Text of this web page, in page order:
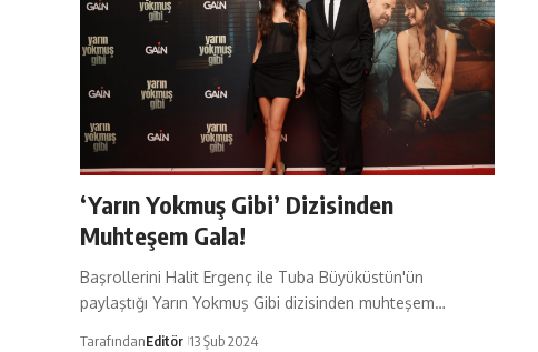
‘Yarın Yokmuş Gibi’ Dizisinden
Muhteşem Gala!
Başrollerini Halit Ergenç ile Tuba Büyüküstün'ün
paylaştığı Yarın Yokmuş Gibi dizisinden muhteşem…
TarafındanEditör 13 Şub 2024